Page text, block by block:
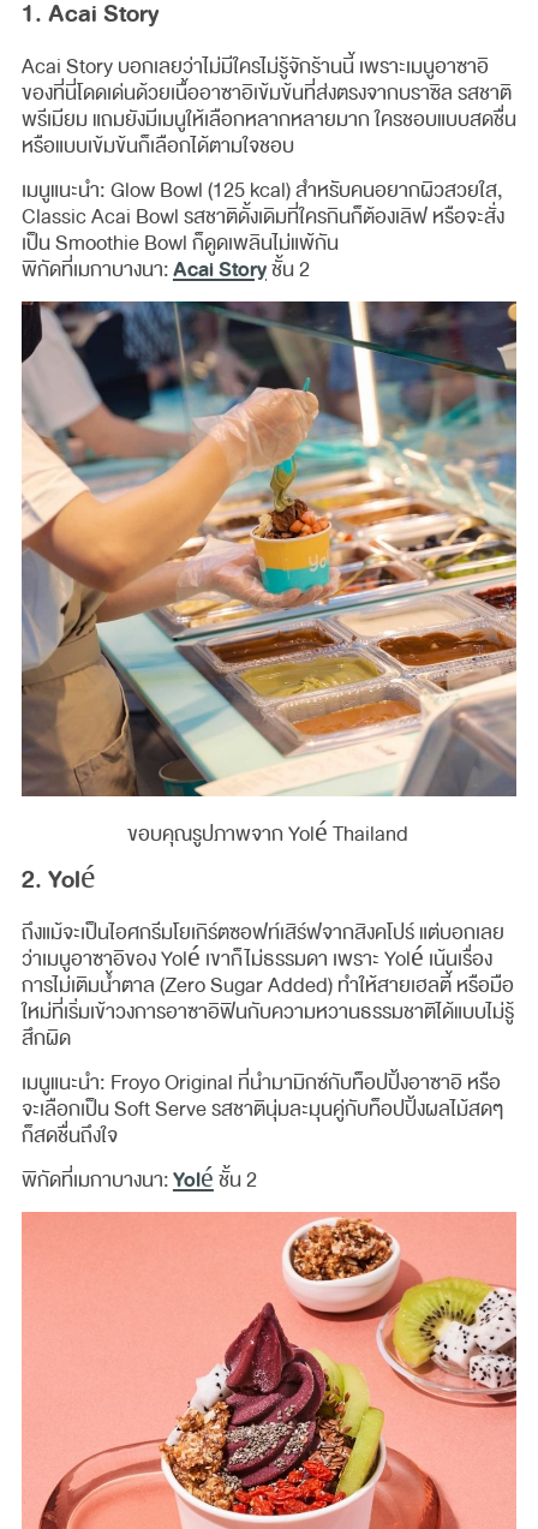
1. Acai Story
Acai Story บอกเลยว่าไม่มีใครไม่รู้จักร้านนี้ เพราะเมนูอาซาอิ
ของที่นี่โดดเด่นด้วยเนื้ออาซาอิเข้มข้นที่ส่งตรงจากบราซิล รสชาติ
พรีเมียม แถมยังมีเมนูให้เลือกหลากหลายมาก ใครชอบแบบสดชื่น
หรือแบบเข้มข้นก็เลือกได้ตามใจชอบ
เมนูแนะนำ: Glow Bowl (125 kcal) สำหรับคนอยากผิวสวยใส,
Classic Acai Bowl รสชาติดั้งเดิมที่ใครกินก็ต้องเลิฟ หรือจะสั่ง
เป็น Smoothie Bowl ก็ดูดเพลินไม่แพ้กัน
พิกัดที่เมกาบางนา:Acai Storyชั้น 2
ขอบคุณรูปภาพจาก Yolé Thailand
2. Yolé
ถึงแม้จะเป็นไอศกรีมโยเกิร์ตซอฟท์เสิร์ฟจากสิงคโปร์ แต่บอกเลย
ว่าเมนูอาซาอิของ Yolé เขาก็ไม่ธรรมดา เพราะ Yolé เน้นเรื่อง
การไม่เติมน้ำตาล (Zero Sugar Added) ทำให้สายเฮลตี้ หรือมือ
ใหม่ที่เริ่มเข้าวงการอาซาอิฟินกับความหวานธรรมชาติได้แบบไม่รู้
สึกผิด
เมนูแนะนำ: Froyo Original ที่นำมามิกซ์กับท็อปปิ้งอาซาอิ หรือ
จะเลือกเป็น Soft Serve รสชาตินุ่มละมุนคู่กับท็อปปิ้งผลไม้สดๆ
ก็สดชื่นถึงใจ
พิกัดที่เมกาบางนา:Yoléชั้น 2